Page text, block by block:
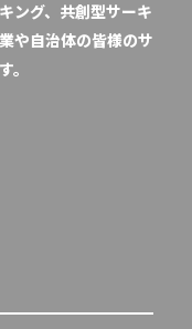
ング、共創型サーキ
や自治体の皆様のサ
。